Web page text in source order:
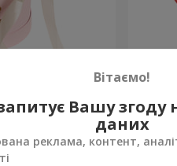
Замовити 2 510
Вітаємо!
Вашу
даних
реклама, контент,